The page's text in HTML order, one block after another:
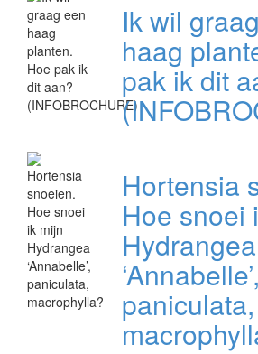
Ik wil
haag
pak ik dit
Hortensia
Hoe snoei
Hydrangea
‘Annabelle’,
paniculata,